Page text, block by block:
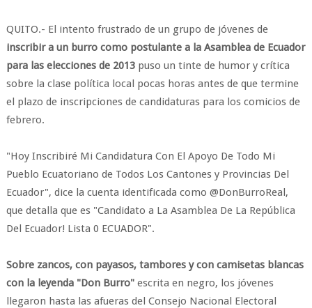
QUITO.- El intento frustrado de un grupo de jóvenes de
inscribir a un burro como postulante a la Asamblea de Ecuador
para las elecciones de 2013puso un tinte de humor y crítica
sobre la clase política local pocas horas antes de que termine
el plazo de inscripciones de candidaturas para los comicios de
febrero.
"Hoy Inscribiré Mi Candidatura Con El Apoyo De Todo Mi
Pueblo Ecuatoriano de Todos Los Cantones y Provincias Del
Ecuador", dice la cuenta identificada como @DonBurroReal,
que detalla que es "Candidato a La Asamblea De La República
Del Ecuador! Lista 0 ECUADOR".
Sobre zancos, con payasos, tambores y con camisetas blancas
con la leyenda "Don Burro" escrita en negro, los jóvenes
llegaron hasta las afueras del Consejo Nacional Electoral